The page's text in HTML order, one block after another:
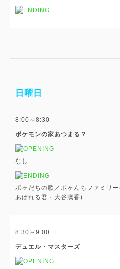
日曜日
8:00～8:30
ポケモンの家あつまる？
なし
ポヶだちの歌／ポヶんちファミリ
あばれる君・大谷凜香)
8:30～9:00
デュエル・マスターズ